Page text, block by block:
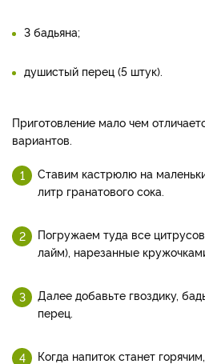
3 бадьяна;
душистый перец (5 штук).
Приготовление мало чем
вариантов.
Ставим кастрюлю на
литр гранатового сока.
Погружаем туда все
лайм), нарезанные
Далее добавьте гвоздику,
перец.
Когда напиток станет